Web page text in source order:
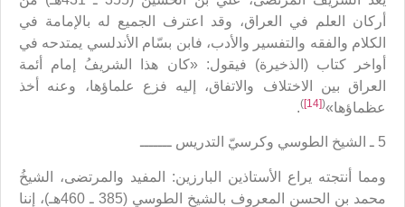
أركان العلم في العراق، وقد اعترف الجميع له بالإمامة في
الكلام والفقه والتفسير والأدب، فابن بسّام الأندلسي يمتدحه في
أواخر كتاب (الذخيرة) فيقول: «كان هذا الشريفُ إمام أئمة
العراق بين الاختلاف والاتفاق، إليه فزع علماؤها، وعنه أخذ
عظماؤها»(
[14]
)
.
5 ـ الشيخ الطوسي وكرسيّ التدريس ـــــــ
ومما أنتجته يراع الأستاذين البارزين: المفيد والمرتضى، الشيخُ
محمد بن الحسن المعروف بالشيخ الطوسي (385 ـ 460هـ)، إننا